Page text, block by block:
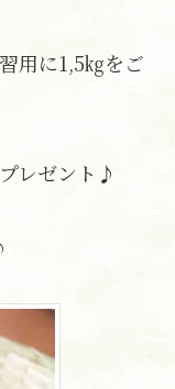
用に1,5㎏をご
レゼント♪